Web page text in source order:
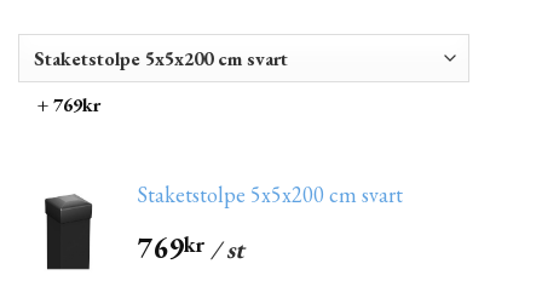
+ 769kr
Staketstolpe 5x5x200 cm svart
769kr / st